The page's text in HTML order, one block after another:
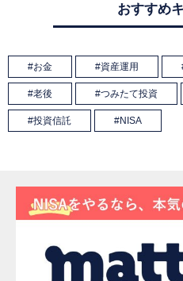
おすすめ
お金 資産運用
老後 つみたて投資
投資信託 NISA